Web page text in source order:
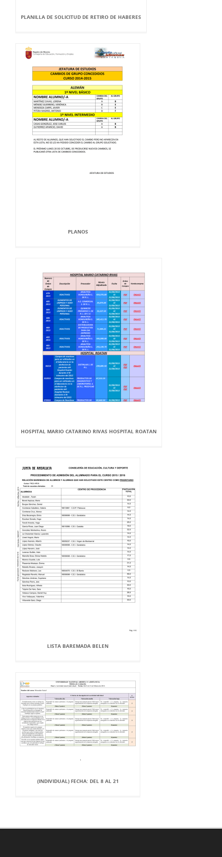
PLANILLA DE SOLICITUD DE RETIRO DE HABERES
PLANOS
HOSPITAL MARIO CATARINO RIVAS HOSPITAL ROATAN
LISTA BAREMADA BELEN
(INDIVIDUAL) FECHA: DEL 8 AL 21